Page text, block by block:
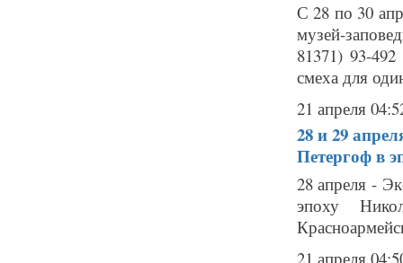
С 28 по 30
музей-
81371) 93-
смеха для
21 апреля
28 и 29
Петергоф в
28 апреля -
эпоху
21 апреля